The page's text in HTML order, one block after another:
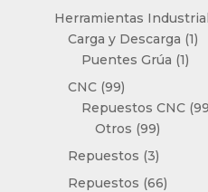
productos
Herramientas
Carga y Descarga 11
Puentes Grúa 11
CNC 9999
productos
Repuestos CNC 99
Otros 9999
Repuestos 33
Repuestos 6666